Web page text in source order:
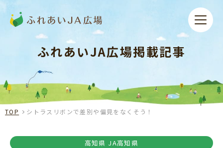
ふれあいJA広場掲載記事
TOP シトラスリボンで差別や偏見をなくそう！
高知県 JA高知県